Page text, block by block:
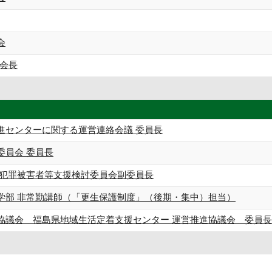
長
センターに関する運営連絡会議 委員長
員会 委員長
罪被害者等支援検討委員会副委員長
部 非常勤講師（「更生保護制度」（後期・集中）担当）
議会 福島県地域生活定着支援センター 運営推進協議会 委員長